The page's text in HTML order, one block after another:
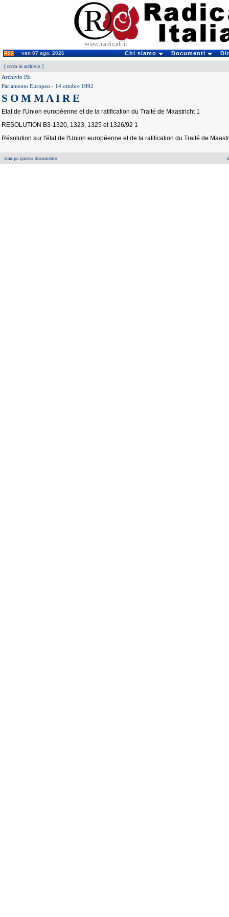
ven 07 ago. 2026 Chi siamo Documenti
[ cerca in archivio ]
Archivio PE
Parlamento Europeo - 14 ottobre 1992
S O M M A I R E
Etat de l'Union européenne et de la ratification du Traité de Maastricht 1
RESOLUTION B3-1320, 1323, 1325 et 1326/92 1
Résolution sur l'état de l'Union européenne et de la ratification du Traité de
stampa questo documento